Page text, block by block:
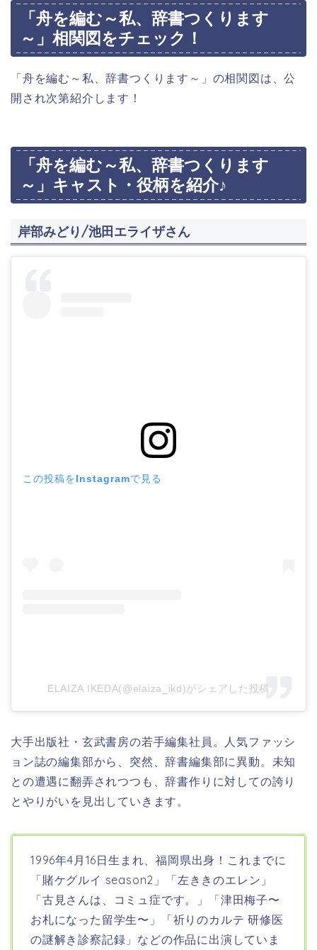
「舟を編む～私、辞書つくります
～」相関図をチェック！
「舟を編む～私、辞書つくります～」の相関図は、公
開され次第紹介します！
「舟を編む～私、辞書つくります
～」キャスト・役柄を紹介♪
岸部みどり/池田エライザさん
この投稿をInstagramで見る
ELAIZA IKEDA(@elaiza_ikd)がシェアした投稿
大手出版社・玄武書房の若手編集社員。人気ファッシ
ョン誌の編集部から、突然、辞書編集部に異動。未知
との遭遇に翻弄されつつも、辞書作りに対しての誇り
とやりがいを見出していきます。
1996年4月16日生まれ、福岡県出身！ これまでに
「賭ケグルイ season2」「左ききのエレン」
「古見さんは、コミュ症です。」「津田梅子〜
お札になった留学生〜」「祈りのカルテ 研修医
の謎解き診察記録」などの作品に出演していま